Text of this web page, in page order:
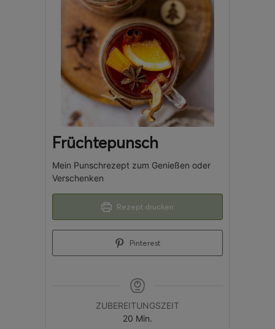
Früchtepunsch
Mein Punschrezept zum Genießen oder
Verschenken
Rezept drucken
Pinterest
ZUBEREITUNGSZEIT
20 Min.